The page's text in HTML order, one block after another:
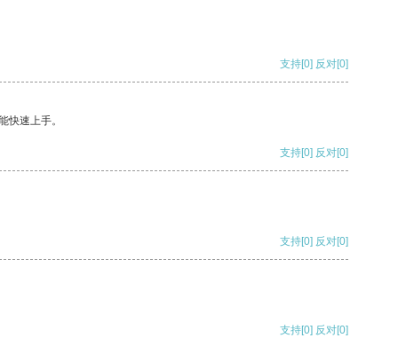
支持[0] 反对[0]
快速上手。
支持[0] 反对[0]
支持[0] 反对[0]
支持[0] 反对[0]